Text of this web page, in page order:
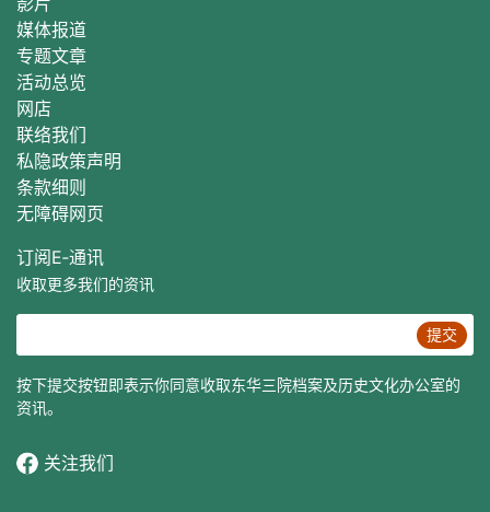
媒体报道
专题文章
活动总览
网店
联络我们
私隐政策声明
条款细则
无障碍网页
订阅E‐通讯
收取更多我们的资讯
提交
按下提交按钮即表示你同意收取东华三院档案及历史文化办公室的
资讯。
关注我们